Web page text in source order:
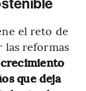
el reto de
las reformas
que deja